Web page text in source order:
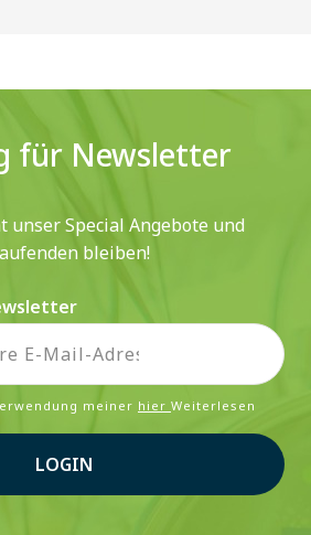
für Newsletter
unser Special Angebote und
bleiben!
meiner hier Weiterlesen
LOGIN